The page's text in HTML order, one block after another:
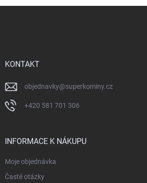
KONTAKT
objednavky@superkominy.cz
+420 581 701 306
INFORMACE K NÁKUPU
Moje objednávka
Časté otázky